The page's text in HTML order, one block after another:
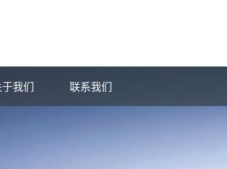
我们 联系我们